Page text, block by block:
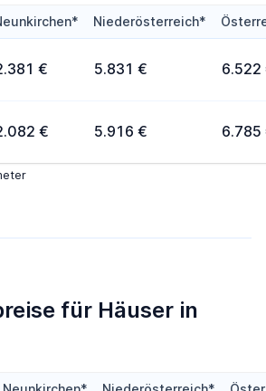
Niederösterreich*
€ 5.831 € 6.522
€ 5.916 € 6.785
für Häuser in